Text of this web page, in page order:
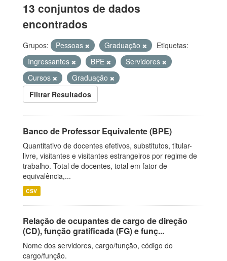
13 conjuntos de dados
encontrados
Grupos: Pessoas Graduação
Etiquetas:
Ingressantes
BPE
Servidores
Cursos
Graduação
Filtrar Resultados
Banco de Professor Equivalente (BPE)
Quantitativo de docentes efetivos, substitutos, titular-
livre, visitantes e visitantes estrangeiros por regime de
trabalho. Total de docentes, total em fator de
equivalência,...
CSV
Relação de ocupantes de cargo de direção
(CD), função gratificada (FG) e funç...
Nome dos servidores, cargo/função, código do
cargo/função.